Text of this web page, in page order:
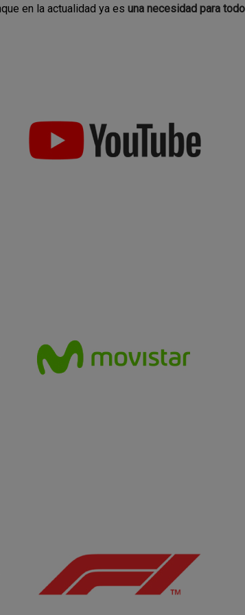
en la actualidad ya es una necesidad para todo